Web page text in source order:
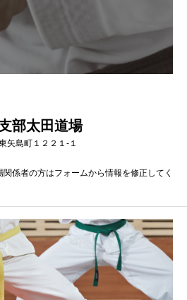
部太田道場
矢島町１２２１-１
係者の方はフォームから情報を修正してく